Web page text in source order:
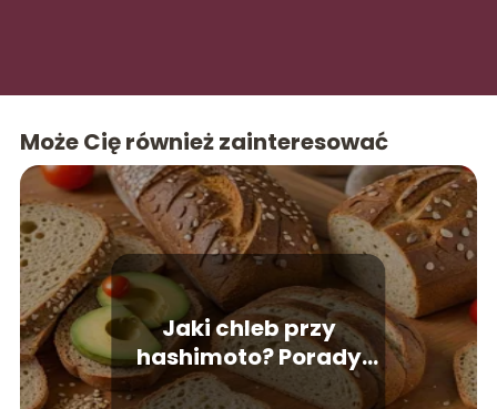
Może Cię również zainteresować
Jaki chleb przy
hashimoto? Porady
dietetyczne